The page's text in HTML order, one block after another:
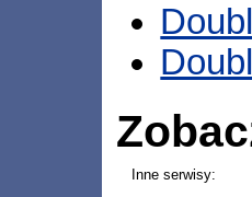
Inne serwisy: